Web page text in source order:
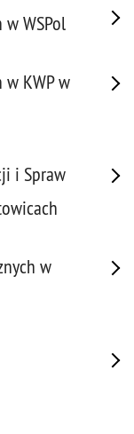
WSPol
w KWP w
i Spraw
w